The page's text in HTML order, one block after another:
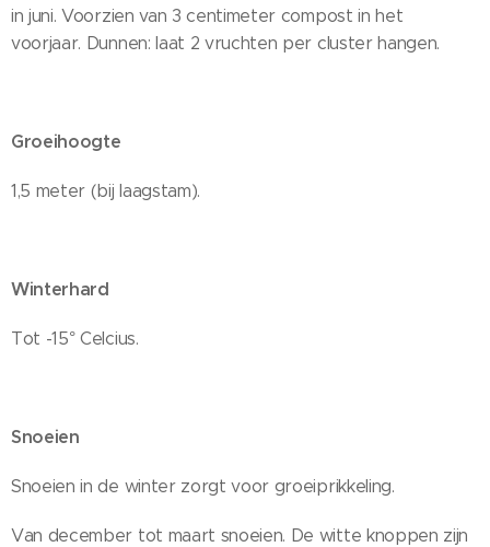
in juni. Voorzien van 3 centimeter compost in het
voorjaar. Dunnen: laat 2 vruchten per cluster hangen.
Groeihoogte
1,5 meter (bij laagstam).
Winterhard
Tot -15° Celcius.
Snoeien
Snoeien in de winter zorgt voor groeiprikkeling.
Van december tot maart snoeien. De witte knoppen zijn